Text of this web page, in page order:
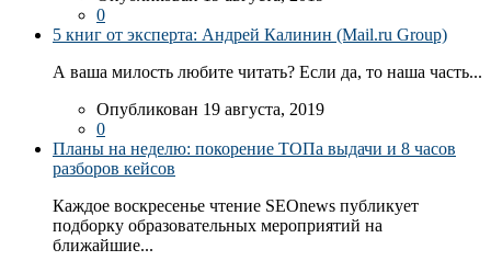
0
5 книг от эксперта: Андрей Калинин (Mail.ru Group)
А ваша милость любите читать? Если да, то наша часть...
Опубликован 19 августа, 2019
0
Планы на неделю: покорение ТОПа выдачи и 8 часов
разборов кейсов
Каждое воскресенье чтение SEOnews публикует
подборку образовательных мероприятий на
ближайшие...